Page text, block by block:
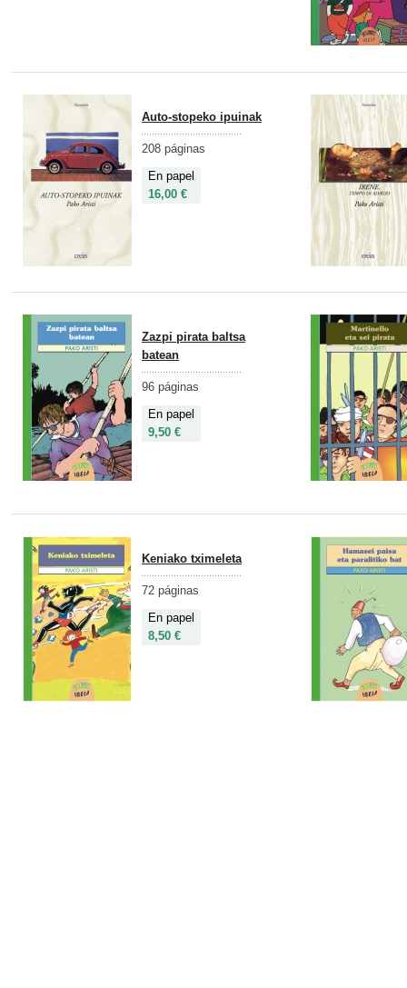
Auto-stopeko ipuinak
208 páginas
En papel
16,00 €
Zazpi pirata baltsa
batean
96 páginas
En papel
9,50 €
Keniako tximeleta
72 páginas
En papel
8,50 €